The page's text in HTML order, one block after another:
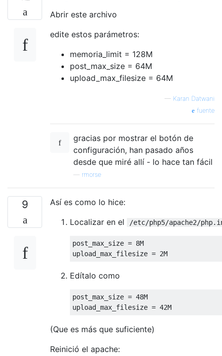
Abrir este archivo
edite estos parámetros:
memoria_limit = 128M
post_max_size = 64M
upload_max_filesize = 64M
— Karan Datwani
fuente
gracias por mostrar el botón de
configuración, han pasado años
desde que miré allí - lo hace tan fácil
rmorse
9
Así es como lo hice:
Localizar en el
/etc/php5/apache2/
post_max_size = 8M
upload_max_filesize = 2M
Edítalo como
post_max_size = 48M
upload_max_filesize = 42M
(Que es más que suficiente)
Reinició el apache: